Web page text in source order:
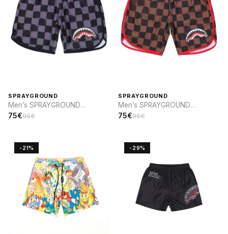
SPRAYGROUND
Men’s SPRAYGROUND
VANQUISH SWIM
75€95€
SPRAYGROUND
Men’s SPRAYGROUND
VANQUISH SWIM
75€95€
-21% -29%